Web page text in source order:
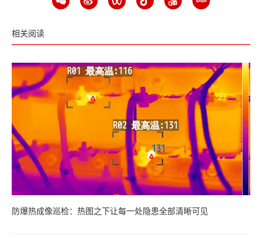
相关阅读
防爆热成像巡检：热图之下让每一处隐患全部清晰可见